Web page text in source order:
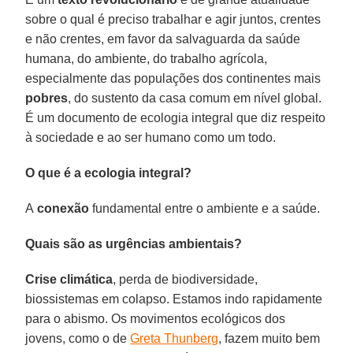
sobre o qual é preciso trabalhar e agir juntos, crentes
e não crentes, em favor da salvaguarda da saúde
humana, do ambiente, do trabalho agrícola,
especialmente das populações dos continentes mais
pobres, do sustento da casa comum em nível global.
É um documento de ecologia integral que diz respeito
à sociedade e ao ser humano como um todo.
O que é a ecologia integral?
A conexão fundamental entre o ambiente e a saúde.
Quais são as urgências ambientais?
Crise climática, perda de biodiversidade,
biossistemas em colapso. Estamos indo rapidamente
para o abismo. Os movimentos ecológicos dos
jovens, como o deGreta Thunberg, fazem muito bem